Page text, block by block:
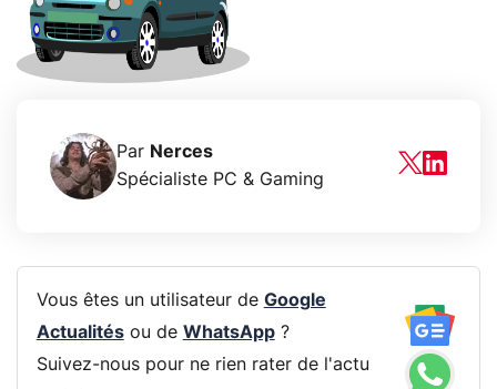
Par Nerces
Spécialiste PC & Gaming
Vous êtes un utilisateur de Google
Actualitésou de WhatsApp?
Suivez-nous pour ne rien rater de l'actu